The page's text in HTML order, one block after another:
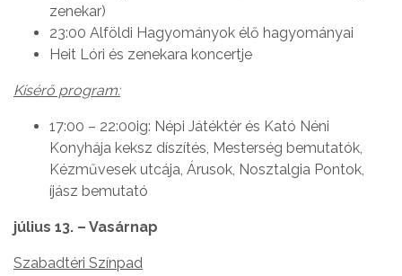
zenekar)
23:00 Alföldi Hagyományok élő hagyományai
Heit Lóri és zenekara koncertje
Kísérő program:
17:00 – 22:00ig: Népi Játéktér és Kató Néni
Konyhája keksz díszítés, Mesterség bemutatók,
Kézművesek utcája, Árusok, Nosztalgia Pontok,
íjász bemutató
július 13. – Vasárnap
Szabadtéri Színpad